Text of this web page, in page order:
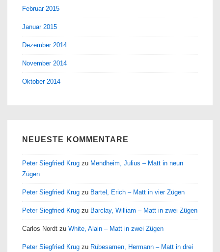
Februar 2015
Januar 2015
Dezember 2014
November 2014
Oktober 2014
NEUESTE KOMMENTARE
Peter Siegfried Krug zu Mendheim, Julius – Matt in neun
Zügen
Peter Siegfried Krug zu Bartel, Erich – Matt in vier Zügen
Peter Siegfried Krug zu Barclay, William – Matt in zwei Zügen
Carlos Nordt zu White, Alain – Matt in zwei Zügen
Peter Siegfried Krug zu Rübesamen, Hermann – Matt in drei